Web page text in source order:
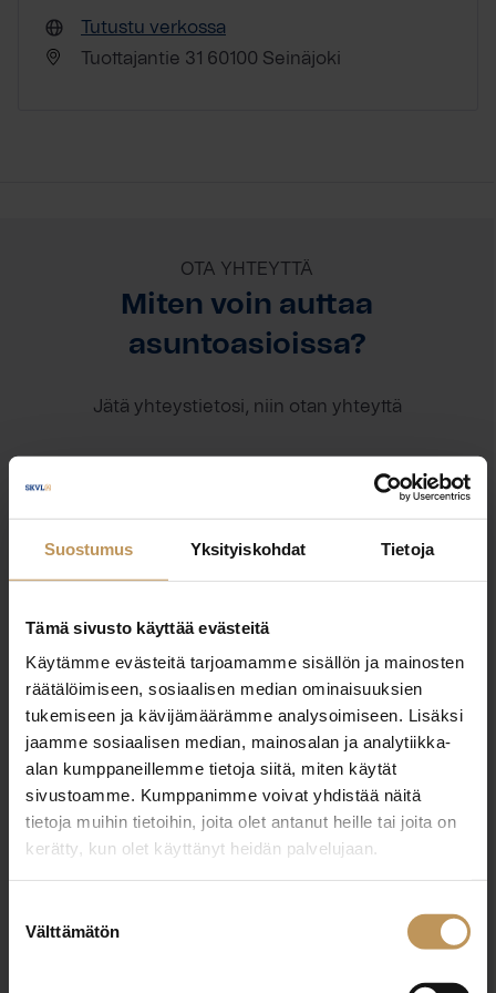
Suostumus Yksityiskohdat Tietoja
Tämä sivusto käyttää evästeitä
Käytämme evästeitä tarjoamamme sisällön ja mainosten
räätälöimiseen, sosiaalisen median ominaisuuksien
tukemiseen ja kävijämäärämme analysoimiseen. Lisäksi
jaamme sosiaalisen median, mainosalan ja analytiikka-
alan kumppaneillemme tietoja siitä, miten käytät
sivustoamme. Kumppanimme voivat yhdistää näitä
tietoja muihin tietoihin, joita olet antanut heille tai joita on
kerätty, kun olet käyttänyt heidän palvelujaan.
valinta
Välttämätön
Tutustu verkossa
Tuottajantie 31 60100 Seinäjoki
OTA YHTEYTTÄ
Miten voin auttaa
asuntoasioissa?
Jätä yhteystietosi, niin otan yhteyttä
+358400267464
"*" näyttää pakolliset kentät
Aihe